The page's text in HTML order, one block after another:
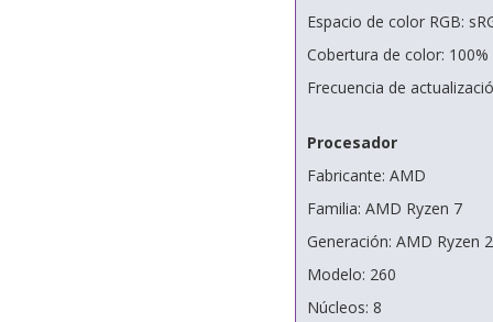
Espacio de color RGB:
Cobertura de color: 100%
Frecuencia de
Procesador
Fabricante: AMD
Familia: AMD Ryzen 7
Generación: AMD Ryzen
Modelo: 260
Núcleos: 8